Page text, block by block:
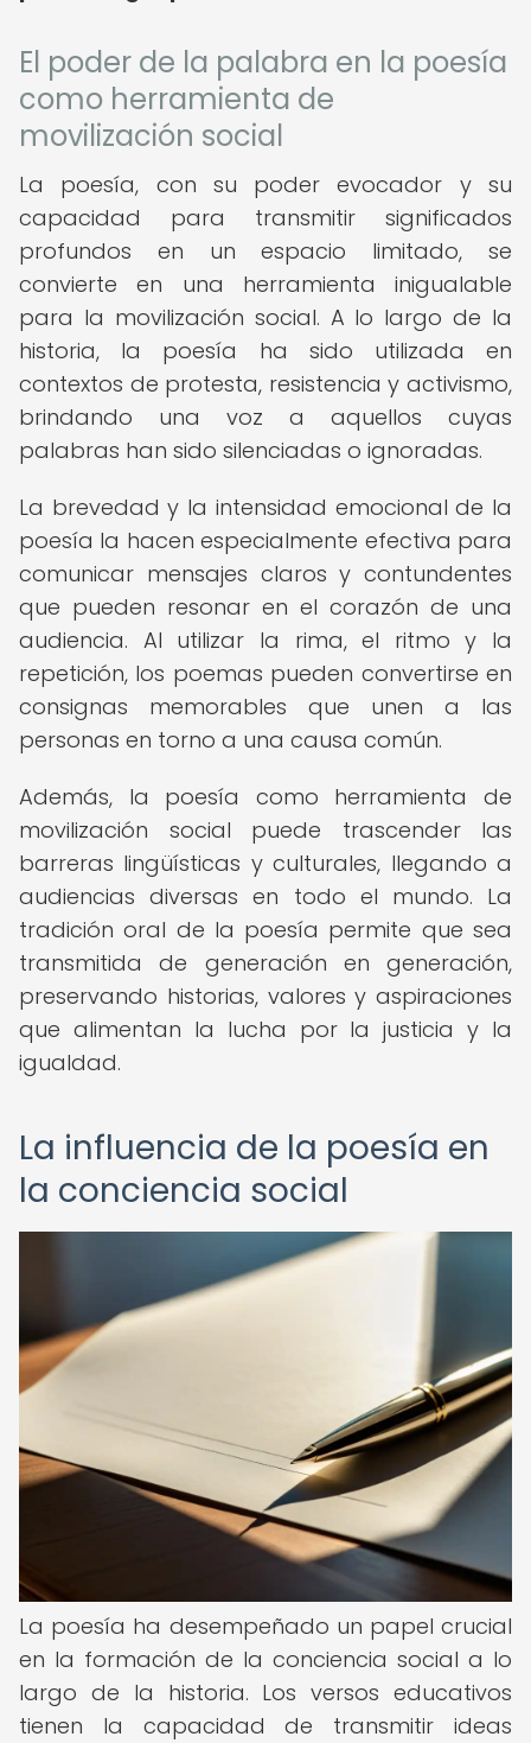
El poder de la palabra en la poesía
como herramienta de
movilización social
La poesía, con su poder evocador y su
capacidad para transmitir significados
profundos en un espacio limitado, se
convierte en una herramienta inigualable
para la movilización social. A lo largo de la
historia, la poesía ha sido utilizada en
contextos de protesta, resistencia y activismo,
brindando una voz a aquellos cuyas
palabras han sido silenciadas o ignoradas.
La brevedad y la intensidad emocional de la
poesía la hacen especialmente efectiva para
comunicar mensajes claros y contundentes
que pueden resonar en el corazón de una
audiencia. Al utilizar la rima, el ritmo y la
repetición, los poemas pueden convertirse en
consignas memorables que unen a las
personas en torno a una causa común.
Además, la poesía como herramienta de
movilización social puede trascender las
barreras lingüísticas y culturales, llegando a
audiencias diversas en todo el mundo. La
tradición oral de la poesía permite que sea
transmitida de generación en generación,
preservando historias, valores y aspiraciones
que alimentan la lucha por la justicia y la
igualdad.
La influencia de la poesía en
la conciencia social
La poesía ha desempeñado un papel crucial
en la formación de la conciencia social a lo
largo de la historia. Los versos educativos
tienen la capacidad de transmitir ideas